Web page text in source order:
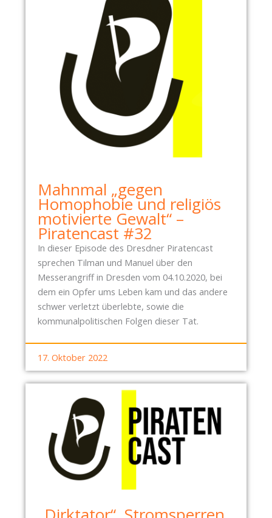
Mahnmal „gegen
Homophobie und religiös
motivierte Gewalt“ –
Piratencast #32
In dieser Episode des Dresdner Piratencast
sprechen Tilman und Manuel über den
Messerangriff in Dresden vom 04.10.2020, bei
dem ein Opfer ums Leben kam und das andere
schwer verletzt überlebte, sowie die
kommunalpolitischen Folgen dieser Tat.
17. Oktober 2022